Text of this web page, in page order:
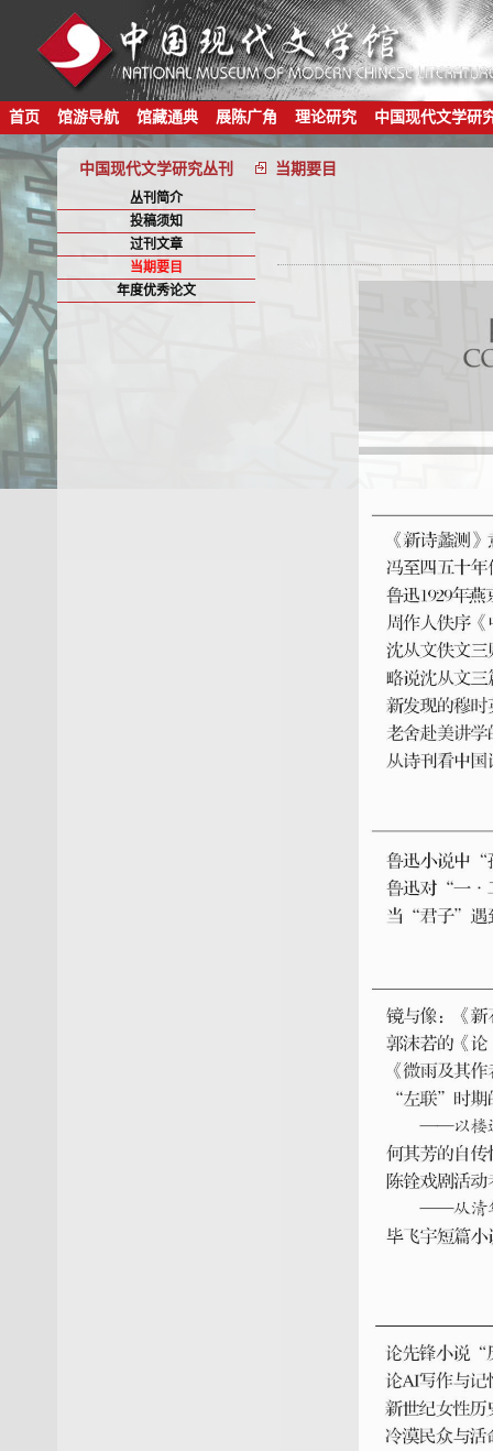
首页 馆游导航 馆藏通典 展陈广角 理论研究 中国现代文学研
中国现代文学研究丛刊 当期要目
丛刊简介
投稿须知
过刊文章
当期要目
年度优秀论文